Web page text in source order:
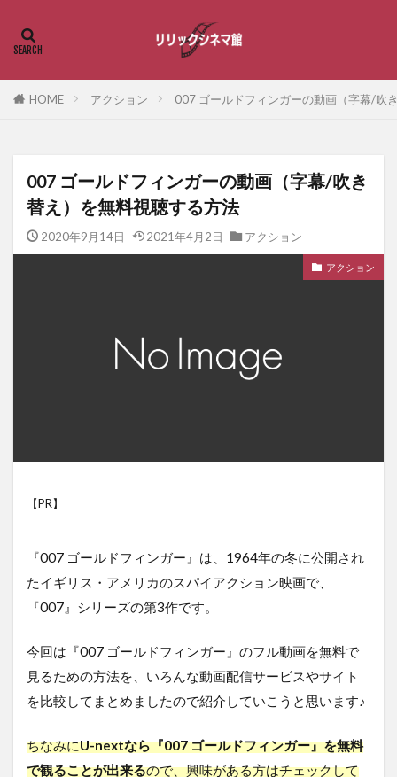
HOME アクション 007 ゴールドフィンガーの動画（字幕/吹
007 ゴールドフィンガーの動画（字幕/吹き
替え）を無料視聴する方法
2020年9月14日 2021年4月2日 アクション
アクション
【PR】
『007 ゴールドフィンガー』は、1964年の冬に公開され
たイギリス・アメリカのスパイアクション映画で、
『007』シリーズの第3作です。
今回は『007 ゴールドフィンガー』のフル動画を無料で
見るための方法を、いろんな動画配信サービスやサイト
を比較してまとめましたので紹介していこうと思います♪
ちなみにU-nextなら『007 ゴールドフィンガー』を無料
で観ることが出来るので、興味がある方はチェックして